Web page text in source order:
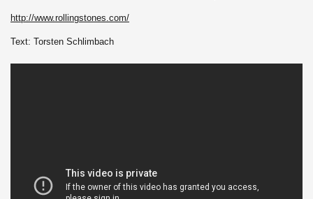
http://www.rollingstones.com/
Text: Torsten Schlimbach